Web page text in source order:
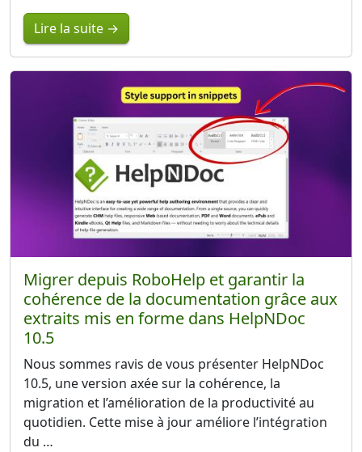
Lire la suite →
Migrer depuis RoboHelp et garantir la
cohérence de la documentation grâce aux
extraits mis en forme dans HelpNDoc
10.5
Nous sommes ravis de vous présenter HelpNDoc
10.5, une version axée sur la cohérence, la
migration et l’amélioration de la productivité au
quotidien. Cette mise à jour améliore l’intégration
du …